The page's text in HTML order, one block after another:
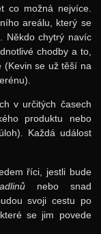
co možná nejvíce.
areálu, který se
Někdo chytrý navíc
chodby a to,
(Kevin se už těší na
v určitých časech
produktu nebo
Každá událost
říci, jestli bude
nebo snad
svoji cestu po
se jim povede